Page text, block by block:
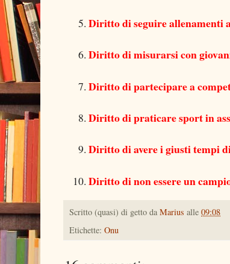
Diritto di seguire allenamenti
Diritto di misurarsi con
Diritto di partecipare a
Diritto di praticare sport in
Diritto di avere i giusti tempi
Diritto di non essere un
Scritto (quasi) di getto da Marius alle 09:08
Etichette: Onu